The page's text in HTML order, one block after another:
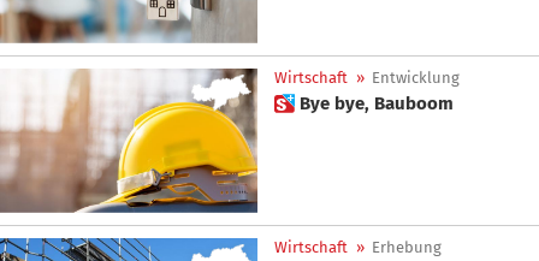
Wirtschaft » Entwicklung
 Bye bye, Bauboom
Wirtschaft » Erhebung